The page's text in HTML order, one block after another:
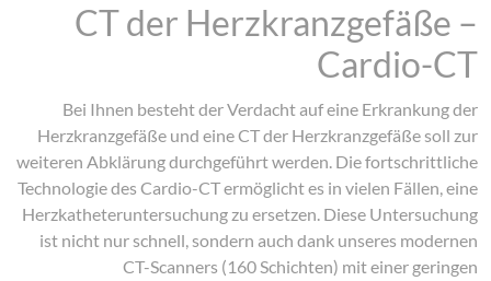
CT der Herzkranzgefäße –
Cardio-CT
Bei Ihnen besteht der Verdacht auf eine Erkrankung der
Herzkranzgefäße und eine CT der Herzkranzgefäße soll zur
weiteren Abklärung durchgeführt werden. Die fortschrittliche
Technologie des Cardio-CT ermöglicht es in vielen Fällen, eine
Herzkatheteruntersuchung zu ersetzen. Diese Untersuchung
ist nicht nur schnell, sondern auch dank unseres modernen
CT-Scanners (160 Schichten) mit einer geringen